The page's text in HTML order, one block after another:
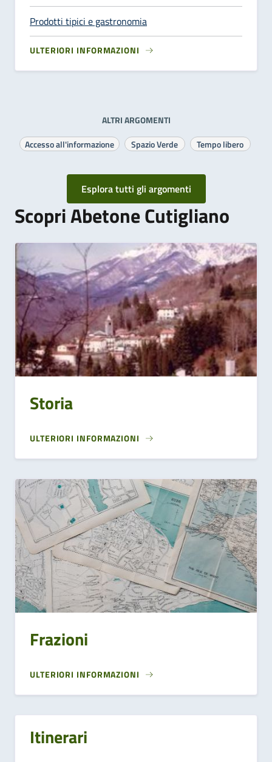
Prodotti tipici e gastronomia
ULTERIORI INFORMAZIONI
ALTRI ARGOMENTI
Accesso all'informazione
Spazio Verde Tempo libero
Esplora tutti gli argomenti
Scopri Abetone Cutigliano
Storia
ULTERIORI INFORMAZIONI
Frazioni
ULTERIORI INFORMAZIONI
Itinerari